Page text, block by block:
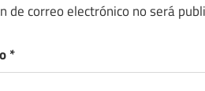
de correo electrónico no será
*